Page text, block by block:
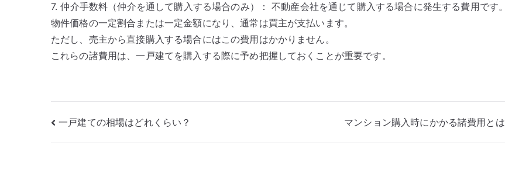
7. 仲介手数料（仲介を通して購入する場合のみ）： 不動産会社を通じて購入する場合に発生する費用です。
物件価格の一定割合または一定金額になり、通常は買主が支払います。
ただし、売主から直接購入する場合にはこの費用はかかりません。
これらの諸費用は、一戸建てを購入する際に予め把握しておくことが重要です。
投
稿
一戸建ての相場はどれくらい？ マンション購入時にかかる諸費用とは